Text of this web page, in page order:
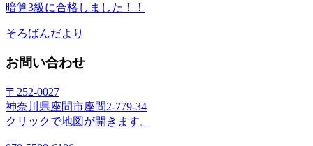
暗算3級に合格しました！！
そろばんだより
お問い合わせ
〒252-0027
神奈川県座間市座間2-779-34
クリックで地図が開きます。